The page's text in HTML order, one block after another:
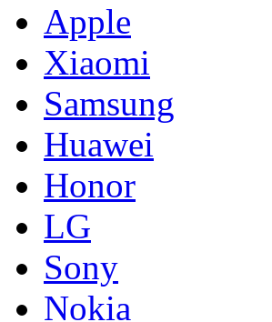
Apple
Xiaomi
Samsung
Huawei
Honor
LG
Sony
Nokia